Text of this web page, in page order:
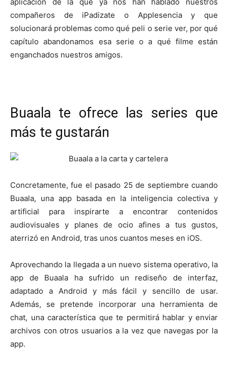
compañeros de iPadizate o Applesencia y que
solucionará problemas como qué peli o serie ver, por qué
capítulo abandonamos esa serie o a qué filme están
enganchados nuestros amigos.
Buaala te ofrece las series que
más te gustarán
Concretamente, fue el pasado 25 de septiembre cuando
Buaala, una app basada en la inteligencia colectiva y
artificial para inspirarte a encontrar contenidos
audiovisuales y planes de ocio afines a tus gustos,
aterrizó en Android, tras unos cuantos meses en iOS.
Aprovechando la llegada a un nuevo sistema operativo, la
app de Buaala ha sufrido un rediseño de interfaz,
adaptado a Android y más fácil y sencillo de usar.
Además, se pretende incorporar una herramienta de
chat, una característica que te permitirá hablar y enviar
archivos con otros usuarios a la vez que navegas por la
app.